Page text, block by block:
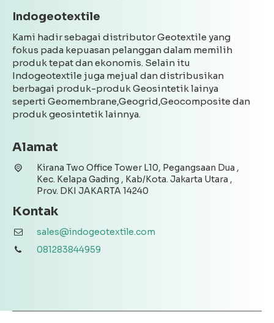
Indogeotextile
Kami hadir sebagai distributor Geotextile yang
fokus pada kepuasan pelanggan dalam memilih
produk tepat dan ekonomis. Selain itu
Indogeotextile juga mejual dan distribusikan
berbagai produk-produk Geosintetik lainya
seperti Geomembrane,Geogrid,Geocomposite dan
produk geosintetik lainnya.
Alamat
Kirana Two Office Tower L10, Pegangsaan Dua ,
Kec. Kelapa Gading , Kab/Kota. Jakarta Utara ,
Prov. DKI JAKARTA 14240
Kontak
sales@indogeotextile.com
081283844959